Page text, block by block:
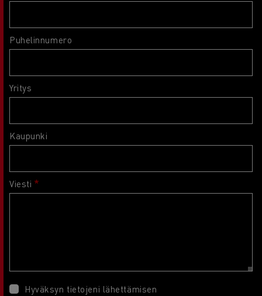
Puhelinnumero
Yritys
Kaupunki
Viesti
Hyväksyn tietojeni lähettämisen